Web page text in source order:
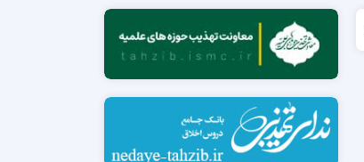
مدرسه اباصالح المهدی عج
مدرسه امام جعفر صادق علیه السلام ساوجبلاغ
مدرسه علمیه امام حسن مجتبی(ع) چهارباغ
مدرسه علمیه حضرت حجت علیه السلام (امام
رضا علیه السلام)